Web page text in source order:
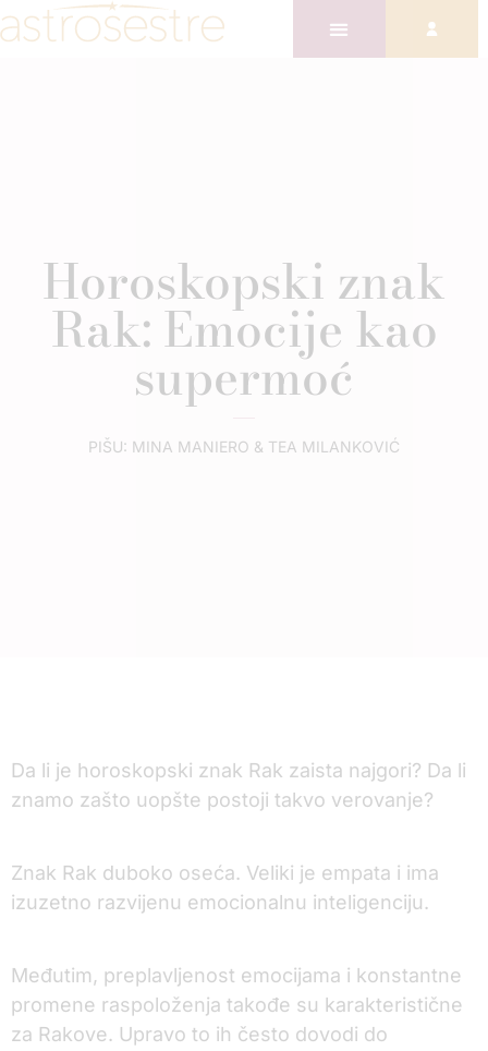
Horoskopski znak
Rak: Emocije kao
supermoć
PIŠU: MINA MANIERO & TEA MILANKOVIĆ
Da li je horoskopski znak Rak zaista najgori? Da li
znamo zašto uopšte postoji takvo verovanje?
Znak Rak duboko oseća. Veliki je empata i ima
izuzetno razvijenu emocionalnu inteligenciju.
Međutim, preplavljenost emocijama i konstantne
promene raspoloženja takođe su karakteristične
za Rakove. Upravo to ih često dovodi do